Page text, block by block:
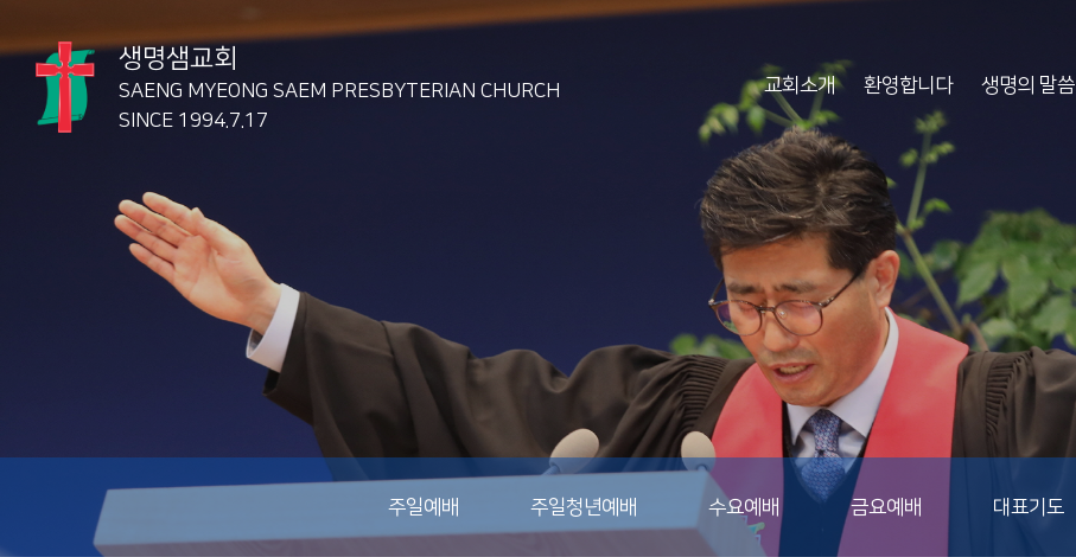
생명샘교회
SAENG MYEONG SAEM PRESBYTERIAN CHURCH
SINCE 1994.7.17
교회소개 환영합니다 생명의 말씀
주일예배 주일청년예배 수요예배 금요예배 대표기도